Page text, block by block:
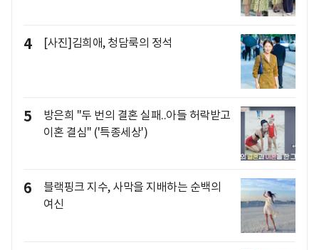
4 [사진]김희애, 청담룩의 정석
5
방은희 "두 번의 결혼 실패..아들 허락받고
이혼 결심" ('특종세상')
6
블랙핑크 지수, 사막을 지배하는 순백의
여신